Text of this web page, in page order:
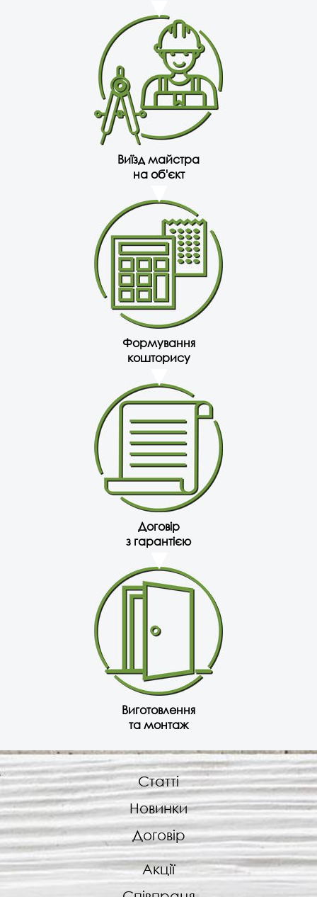
Виїзд майстра
на об'єкт
Формування
кошторису
Договір
з гарантією
Виготовлення
та монтаж
Статті
Новинки
Договір
Акції